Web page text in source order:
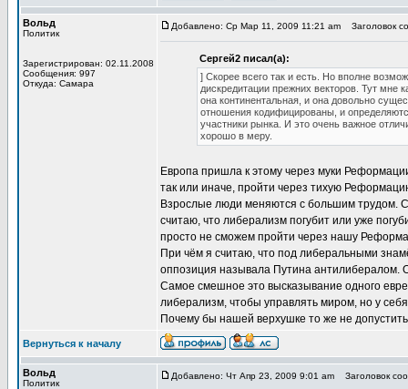
Вольд
Политик
Зарегистрирован: 02.11.2008
Сообщения: 997
Откуда: Самара
Добавлено: Ср Мар 11, 2009 11:21 am Заголовок
Сергей2 писал(а):
] Скорее всего так и есть. Но вполне
дискредитации прежних векторов. Тут мне
она континентальная, и она довольно
отношения кодифицированы, и
участники рынка. И это очень важное
хорошо в меру.
Европа пришла к этому через муки
так или иначе, пройти через тихую
Взрослые люди меняются с большим трудом.
считаю, что либерализм погубит или уже
просто не сможем пройти через нашу
При чём я считаю, что под либеральными
оппозиция называла Путина антилибералом.
Самое смешное это высказывание одного
либерализм, чтобы управлять миром, но у
Почему бы нашей верхушке то же не
Вернуться к началу
Вольд
Политик
Добавлено: Чт Апр 23, 2009 9:01 am Заголовок